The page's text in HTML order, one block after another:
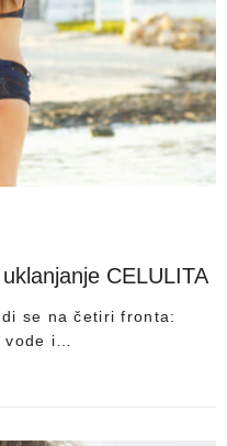
CELULITA
se na četiri fronta:
i…